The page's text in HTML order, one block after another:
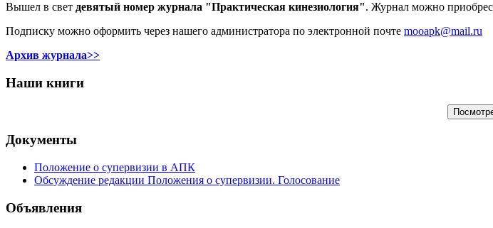
Вышел в свет девятый номер журнала "Практическая кинезиология". Журнал можно
Подписку можно оформить через нашего администратора по электронной почте mooapk@mail.ru
Архив журнала>>
Наши книги
Документы
Положение о супервизии в АПК
Обсуждение редакции Положения о супервизии. Голосование
Объявления